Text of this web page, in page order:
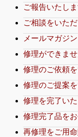
ご報告いたしま
ご相談をいただ
メールマガジン
修理ができませ
修理のご依頼
修理のご提案を
修理を完了いた
修理完了品を
再修理をご用命